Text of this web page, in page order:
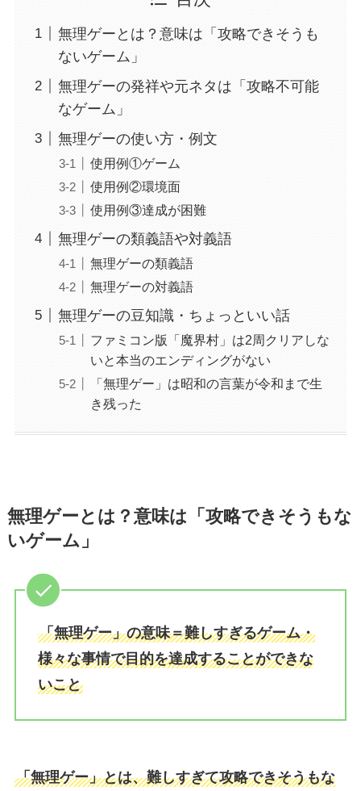
無理ゲーとは？意味は「攻略できそうも
ないゲーム」
無理ゲーの発祥や元ネタは「攻略不可能
なゲーム」
無理ゲーの使い方・例文
使用例①ゲーム
使用例②環境面
使用例③達成が困難
無理ゲーの類義語や対義語
無理ゲーの類義語
無理ゲーの対義語
無理ゲーの豆知識・ちょっといい話
ファミコン版「魔界村」は2周クリアしな
いと本当のエンディングがない
「無理ゲー」は昭和の言葉が令和まで生
き残った
無理ゲーとは？意味は「攻略できそうもな
いゲーム」
「無理ゲー」の意味＝難しすぎるゲーム・
様々な事情で目的を達成することができな
いこと
「無理ゲー」とは、難しすぎて攻略できそうもな